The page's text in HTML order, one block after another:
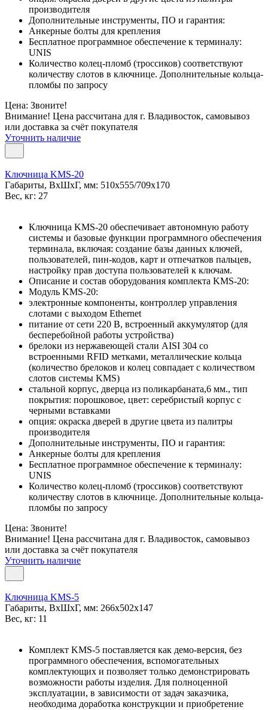
производителя
Дополнительные инструменты, ПО и гарантия:
Анкерные болты для крепления
Бесплатное программное обеспечение к терминалу:
UNIS
Количество колец-пломб (троссиков) соответствуют
количеству слотов в ключнице. Дополнительные кольца-
пломбы по запросу
Цена: Звоните!
Внимание! Цена рассчитана для г. Владивосток, самовывоз
или доставка за счёт покупателя
Уточнить наличие
Ключница KMS-20
Габариты, ВxШxГ, мм: 510x555/709x170
Вес, кг: 27
Ключница KMS-20 обеспечивает автономную работу
системы и базовые функции программного обеспечения
терминала, включая: создание базы данных ключей,
пользователей, пин-кодов, карт и отпечатков пальцев,
настройку прав доступа пользователей к ключам.
Описание и состав оборудования комплекта KMS-20:
Модуль KMS-20:
электронные компоненты, контроллер управления
слотами с выходом Ethernet
питание от сети 220 В, встроенный аккумулятор (для
бесперебойной работы устройства)
брелоки из нержавеющей стали AISI 304 со
встроенными RFID метками, металлические кольца
(количество брелоков и колец совпадает с количеством
слотов системы KMS)
стальной корпус, дверца из поликарбаната,6 мм., тип
покрытия: порошковое, цвет: серебристый корпус с
черными вставками
опция: окраска дверей в другие цвета из палитры
производителя
Дополнительные инструменты, ПО и гарантия:
Анкерные болты для крепления
Бесплатное программное обеспечение к терминалу:
UNIS
Количество колец-пломб (троссиков) соответствуют
количеству слотов в ключнице. Дополнительные кольца-
пломбы по запросу
Цена: Звоните!
Внимание! Цена рассчитана для г. Владивосток, самовывоз
или доставка за счёт покупателя
Уточнить наличие
Ключница KMS-5
Габариты, ВxШxГ, мм: 266x502x147
Вес, кг: 11
Комплект KMS-5 поставляется как демо-версия, без
программного обеспечения, вспомогательных
комплектующих и позволяет только демонстрировать
возможности работы изделия. Для полноценной
эксплуатации, в зависимости от задач заказчика,
необходима доработка конструкции и приобретение